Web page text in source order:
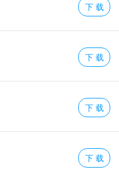
下 载
下 载
下 载
下 载